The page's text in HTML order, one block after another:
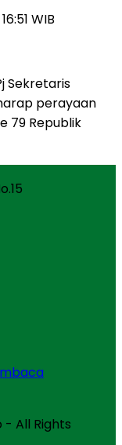
WIB
Sekretaris
perayaan
79 Republik
All Rights